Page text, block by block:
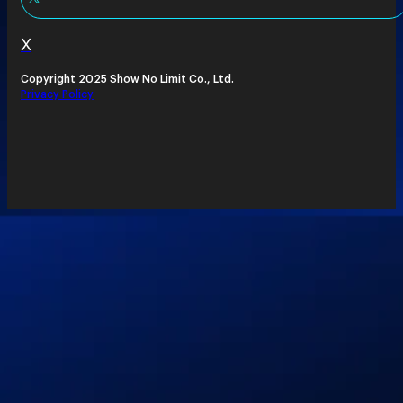
X
Copyright 2025 Show No Limit Co., Ltd.
Privacy Policy